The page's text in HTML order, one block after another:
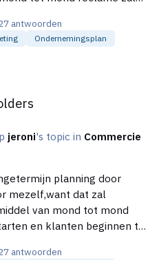
antwoorden
Ondernemingsplan
jeroni's topic in Commercie
planning door
mezelf,want dat zal
van mond tot mond
antwoorden